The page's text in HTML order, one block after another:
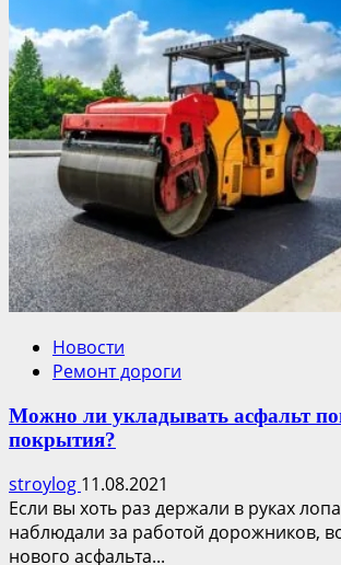
Новости
Ремонт дороги
Можно ли укладывать асфальт
покрытия?
stroylog 11.08.2021
Если вы хоть раз держали в руках
наблюдали за работой дорожников,
нового асфальта...